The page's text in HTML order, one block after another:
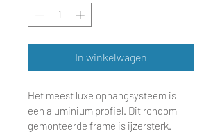
In winkelwagen
Het meest luxe ophangsysteem is
een aluminium profiel. Dit rondom
gemonteerde frame is ijzersterk.